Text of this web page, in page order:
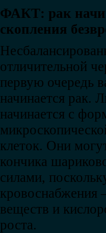
ФАКТ: рак
скопления
отличительной
первую очередь
начинается рак.
начинается с
клеток. Они
кончика
силами,
кровоснабжения
веществ и
роста.